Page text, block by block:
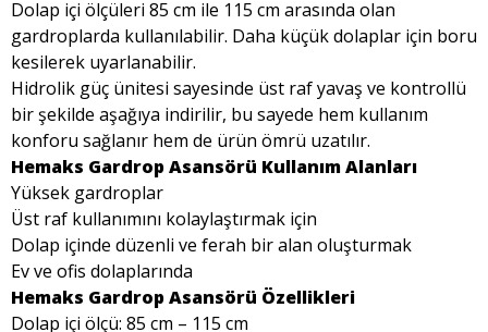
Dolap içi ölçüleri 85 cm ile 115 cm arasında olan
gardroplarda kullanılabilir. Daha küçük dolaplar için boru
kesilerek uyarlanabilir.
Hidrolik güç ünitesi sayesinde üst raf yavaş ve kontrollü
bir şekilde aşağıya indirilir, bu sayede hem kullanım
konforu sağlanır hem de ürün ömrü uzatılır.
Hemaks Gardrop Asansörü Kullanım Alanları
Yüksek gardroplar
Üst raf kullanımını kolaylaştırmak için
Dolap içinde düzenli ve ferah bir alan oluşturmak
Ev ve ofis dolaplarında
Hemaks Gardrop Asansörü Özellikleri
Dolap içi ölçü: 85 cm – 115 cm